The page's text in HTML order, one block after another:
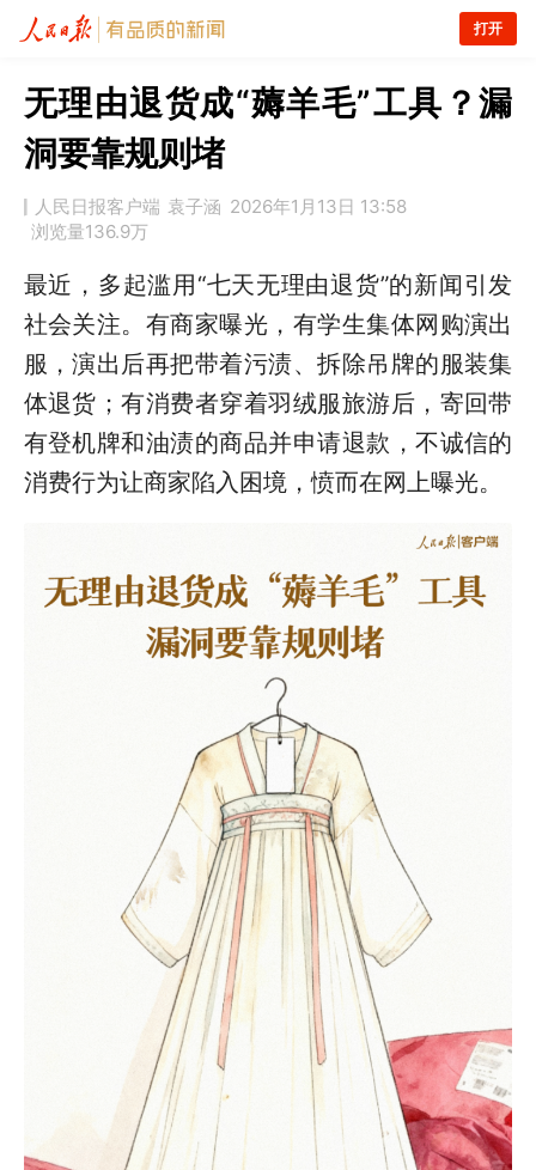
打开
无理由退货成“薅羊毛”工具？漏
洞要靠规则堵
人民日报客户端 袁子涵 2026年1月13日 13:58
浏览量136.9万
最近，多起滥用“七天无理由退货”的新闻引发
社会关注。有商家曝光，有学生集体网购演出
服，演出后再把带着污渍、拆除吊牌的服装集
体退货；有消费者穿着羽绒服旅游后，寄回带
有登机牌和油渍的商品并申请退款，不诚信的
消费行为让商家陷入困境，愤而在网上曝光。